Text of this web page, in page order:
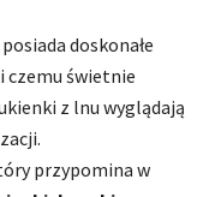
doskonałe
czemu świetnie
z lnu wyglądają
przypomina w